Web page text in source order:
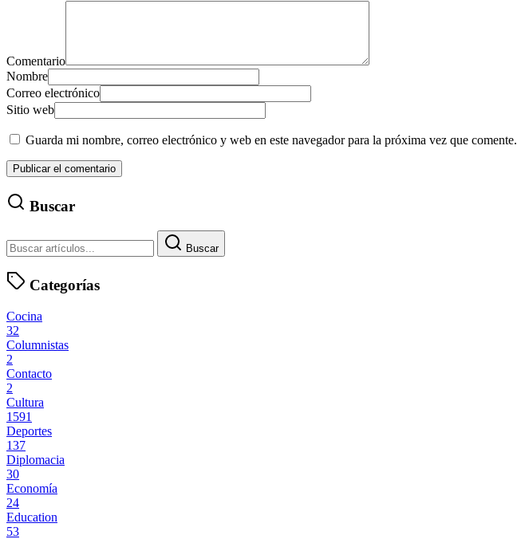
Comentario
Nombre
Correo electrónico
Sitio web
Guarda mi nombre, correo electrónico y web en este navegador para la próxima vez que comente.
Buscar
Buscar
Categorías
Cocina
32
Columnistas
2
Contacto
2
Cultura
1591
Deportes
137
Diplomacia
30
Economía
24
Education
53